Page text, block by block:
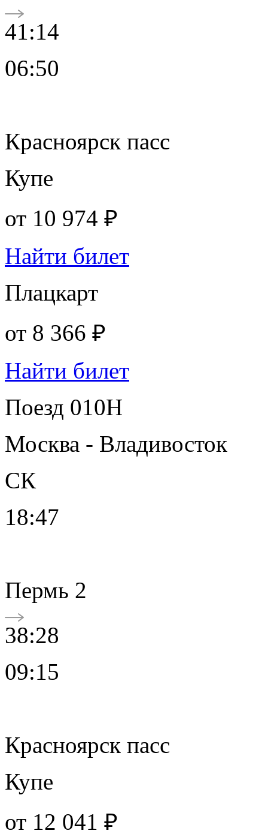
41:14
06:50
Красноярск пасс
Купе
от 10 974 ₽
Найти билет
Плацкарт
от 8 366 ₽
Найти билет
Поезд 010Н
Москва - Владивосток
СК
18:47
Пермь 2
38:28
09:15
Красноярск пасс
Купе
от 12 041 ₽